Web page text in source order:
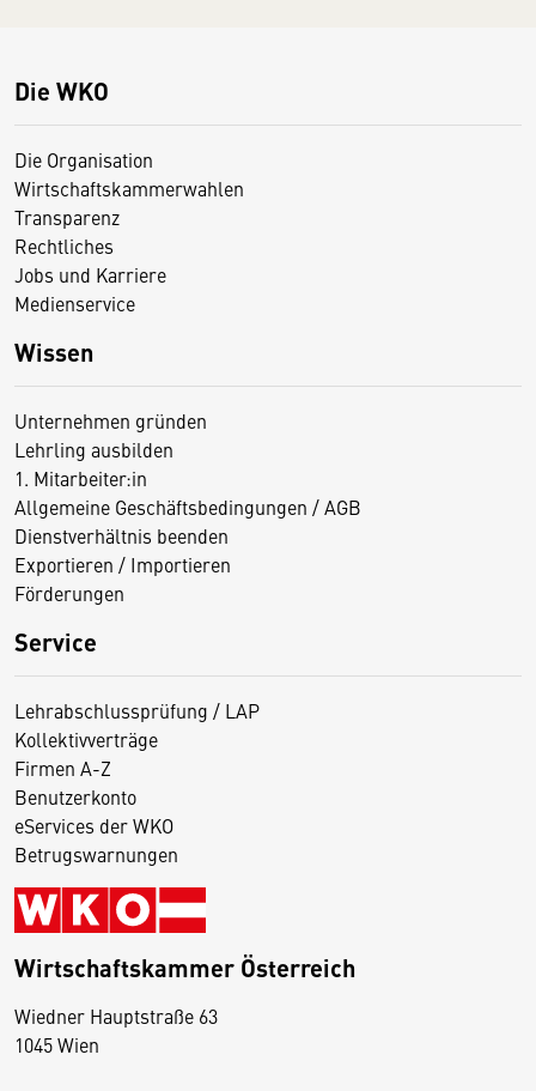
Die WKO
Die Organisation
Wirtschaftskammerwahlen
Transparenz
Rechtliches
Jobs und Karriere
Medienservice
Wissen
Unternehmen gründen
Lehrling ausbilden
1. Mitarbeiter:in
Allgemeine Geschäftsbedingungen / AGB
Dienstverhältnis beenden
Exportieren / Importieren
Förderungen
Service
Lehrabschlussprüfung / LAP
Kollektivverträge
Firmen A-Z
Benutzerkonto
eServices der WKO
Betrugswarnungen
Wirtschaftskammer Österreich
Wiedner Hauptstraße 63
1045 Wien
D